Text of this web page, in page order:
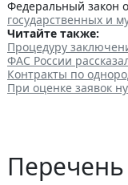
Федеральный закон
государственных и
Читайте также:
Процедуру
ФАС России
Контракты по
При оценке заявок